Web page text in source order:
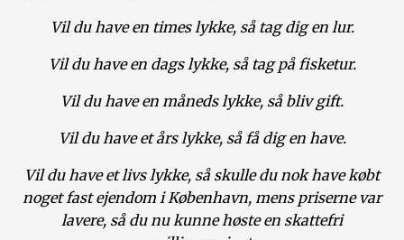
Vil du have en times lykke, så tag dig en lur.
Vil du have en dags lykke, så tag på fisketur.
Vil du have en måneds lykke, så bliv gift.
Vil du have et års lykke, så få dig en have.
Vil du have et livs lykke, så skulle du nok have købt
noget fast ejendom i København, mens priserne var
lavere, så du nu kunne høste en skattefri